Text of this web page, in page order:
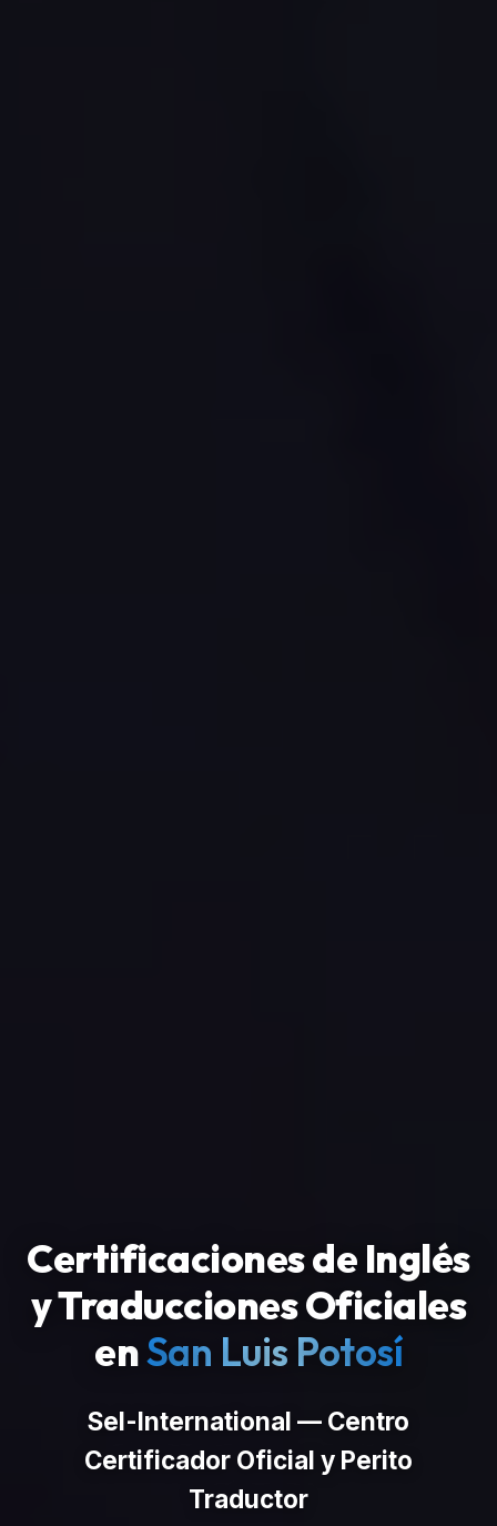
Certificaciones de Inglés
y Traducciones Oficiales
enSan Luis Potosí
Sel-International — Centro
Certificador Oficial y Perito
Traductor